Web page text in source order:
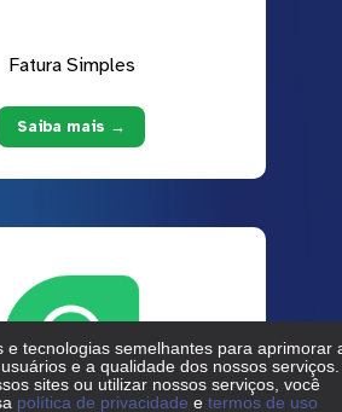
Fatura Simples
Saiba mais →